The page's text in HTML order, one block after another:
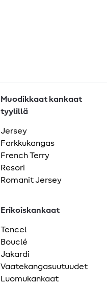
Muodikkaat kankaat
tyylillä
Jersey
Farkkukangas
French Terry
Resori
Romanit Jersey
Erikoiskankaat
Tencel
Bouclé
Jakardi
Vaatekangasuutuudet
Luomukankaat